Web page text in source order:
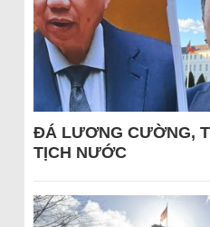
ĐÁ LƯƠNG CƯỜNG,
TỊCH NƯỚC